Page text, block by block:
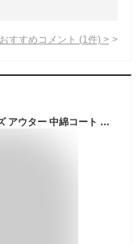
すすめコメント (1 件) >
【全店2点購入で10％OFF】ジャンパー キッズ アウター 中綿コート ジャケット キッズ バイク ジャケット子供服 上着 ミドル丈 暖かい 女の子 男の子 ジュニア 軽量 厚手 ロング丈 秋冬 防寒 無地 可愛い あったか フード付き